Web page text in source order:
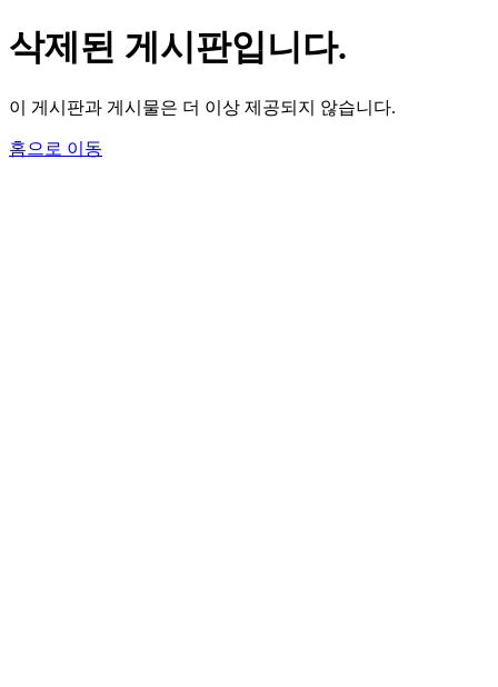
삭제된 게시판입니다.
이 게시판과 게시물은 더 이상 제공되지 않습니다.
홈으로 이동